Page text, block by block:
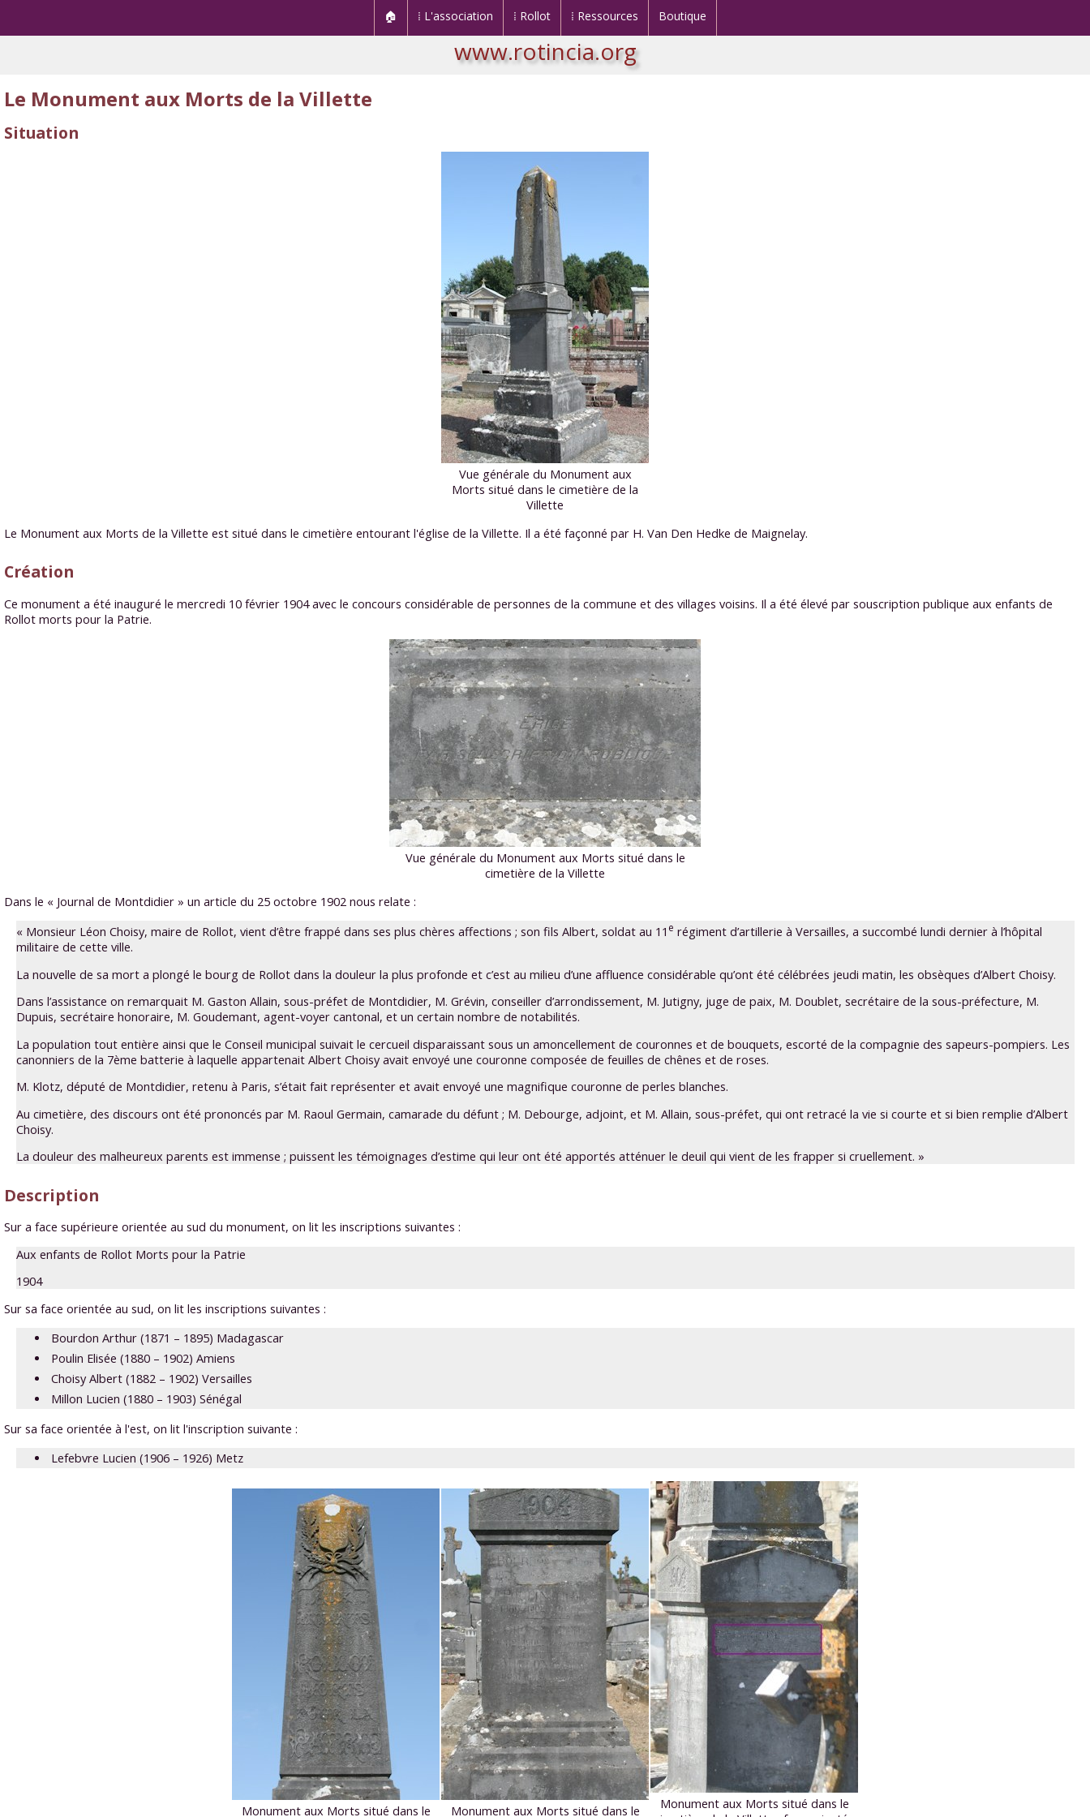
🏠 ⁞ L'association ⁞ Rollot ⁞ Ressources Boutique
www.rotincia.org
Le Monument aux Morts de la Villette
Situation
Vue générale du Monument aux
Morts situé dans le cimetière de la
Villette
Le Monument aux Morts de la Villette est situé dans le cimetière entourant l'église de la Villette. Il a été façonné par H. Van Den Hedke de Maignelay.
Création
Ce monument a été inauguré le mercredi 10 février 1904 avec le concours considérable de personnes de la commune et des villages voisins. Il a été élevé par souscription publique aux enfants de
Rollot morts pour la Patrie.
Vue générale du Monument aux Morts situé dans le
cimetière de la Villette
Dans le « Journal de Montdidier » un article du 25 octobre 1902 nous relate :
« Monsieur Léon Choisy, maire de Rollot, vient d’être frappé dans ses plus chères affections ; son fils Albert, soldat au 11 e régiment d’artillerie à Versailles, a succombé lundi dernier à l’hôpital
militaire de cette ville.
La nouvelle de sa mort a plongé le bourg de Rollot dans la douleur la plus profonde et c’est au milieu d’une affluence considérable qu’ont été célébrées jeudi matin, les obsèques d’Albert Choisy.
Dans l’assistance on remarquait M. Gaston Allain, sous-préfet de Montdidier, M. Grévin, conseiller d’arrondissement, M. Jutigny, juge de paix, M. Doublet, secrétaire de la sous-préfecture, M.
Dupuis, secrétaire honoraire, M. Goudemant, agent-voyer cantonal, et un certain nombre de notabilités.
La population tout entière ainsi que le Conseil municipal suivait le cercueil disparaissant sous un amoncellement de couronnes et de bouquets, escorté de la compagnie des sapeurs-pompiers. Les
canonniers de la 7ème batterie à laquelle appartenait Albert Choisy avait envoyé une couronne composée de feuilles de chênes et de roses.
M. Klotz, député de Montdidier, retenu à Paris, s’était fait représenter et avait envoyé une magnifique couronne de perles blanches.
Au cimetière, des discours ont été prononcés par M. Raoul Germain, camarade du défunt ; M. Debourge, adjoint, et M. Allain, sous-préfet, qui ont retracé la vie si courte et si bien remplie d’Albert
Choisy.
La douleur des malheureux parents est immense ; puissent les témoignages d’estime qui leur ont été apportés atténuer le deuil qui vient de les frapper si cruellement. »
Description
Sur a face supérieure orientée au sud du monument, on lit les inscriptions suivantes :
Aux enfants de Rollot Morts pour la Patrie
1904
Sur sa face orientée au sud, on lit les inscriptions suivantes :
Bourdon Arthur (1871 – 1895) Madagascar
Poulin Elisée (1880 – 1902) Amiens
Choisy Albert (1882 – 1902) Versailles
Millon Lucien (1880 – 1903) Sénégal
Sur sa face orientée à l'est, on lit l'inscription suivante :
Lefebvre Lucien (1906 – 1926) Metz
Monument aux Morts situé dans le Monument aux Morts situé dans le
Monument aux Morts situé dans le